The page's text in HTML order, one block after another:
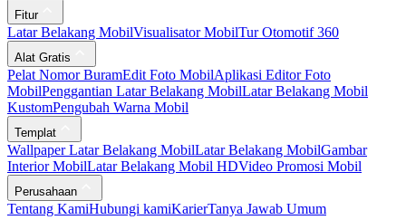
Fitur
Latar Belakang MobilVisualisator MobilTur Otomotif 360
Alat Gratis
Pelat Nomor BuramEdit Foto MobilAplikasi Editor Foto
MobilPenggantian Latar Belakang MobilLatar Belakang Mobil
KustomPengubah Warna Mobil
Templat
Wallpaper Latar Belakang MobilLatar Belakang MobilGambar
Interior MobilLatar Belakang Mobil HDVideo Promosi Mobil
Perusahaan
Tentang KamiHubungi kamiKarierTanya Jawab Umum